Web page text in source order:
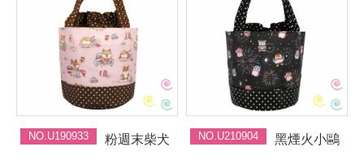
NO.U190933 粉週末柴犬 NO.U210904 黑煙火小鷗